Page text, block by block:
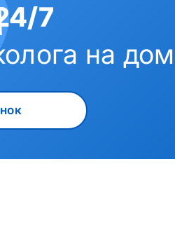
7
на дом